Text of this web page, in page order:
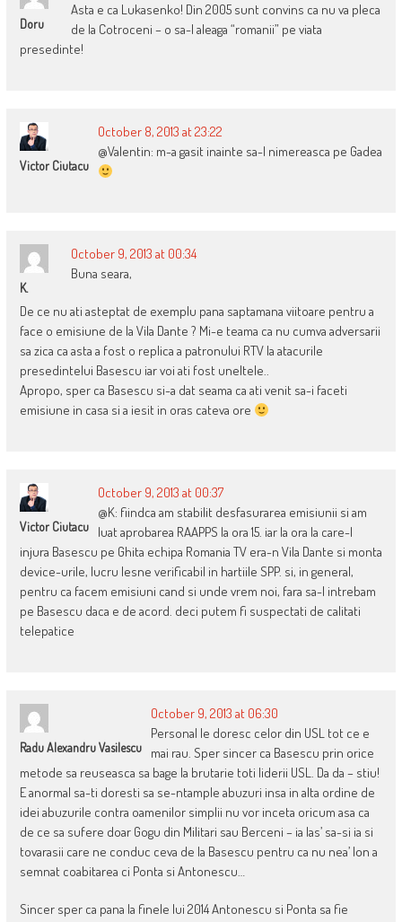
Doru
Asta e ca Lukasenko! Din 2005 sunt convins ca nu va pleca
de la Cotroceni – o sa-l aleaga “romanii” pe viata
presedinte!
Victor Ciutacu
October 8, 2013 at 23:22
@Valentin: m-a gasit inainte sa-l nimereasca pe Gadea
K.
October 9, 2013 at 00:34
Buna seara,
De ce nu ati asteptat de exemplu pana saptamana viitoare pentru a
face o emisiune de la Vila Dante ? Mi-e teama ca nu cumva adversarii
sa zica ca asta a fost o replica a patronului RTV la atacurile
presedintelui Basescu iar voi ati fost uneltele..
Apropo, sper ca Basescu si-a dat seama ca ati venit sa-i faceti
emisiune in casa si a iesit in oras cateva ore
Victor Ciutacu
October 9, 2013 at 00:37
@K: fiindca am stabilit desfasurarea emisiunii si am
luat aprobarea RAAPPS la ora 15. iar la ora la care-l
injura Basescu pe Ghita echipa Romania TV era-n Vila Dante si monta
device-urile, lucru lesne verificabil in hartiile SPP. si, in general,
pentru ca facem emisiuni cand si unde vrem noi, fara sa-l intrebam
pe Basescu daca e de acord. deci putem fi suspectati de calitati
telepatice
Radu Alexandru Vasilescu
October 9, 2013 at 06:30
Personal le doresc celor din USL tot ce e
mai rau. Sper sincer ca Basescu prin orice
metode sa reuseasca sa bage la brutarie toti liderii USL. Da da – stiu!
E anormal sa-ti doresti sa se-ntample abuzuri insa in alta ordine de
idei abuzurile contra oamenilor simplii nu vor inceta oricum asa ca
de ce sa sufere doar Gogu din Militari sau Berceni – ia las’ sa-si ia si
tovarasii care ne conduc ceva de la Basescu pentru ca nu nea’ Ion a
semnat coabitarea ci Ponta si Antonescu…
Sincer sper ca pana la finele lui 2014 Antonescu si Ponta sa fie